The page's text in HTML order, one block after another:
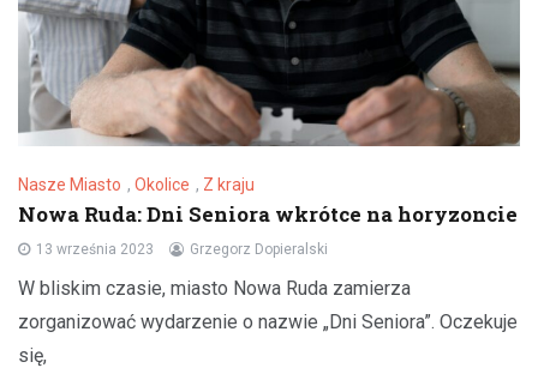
Nasze Miasto , Okolice , Z kraju
Nowa Ruda: Dni Seniora wkrótce na horyzoncie
13 września 2023 Grzegorz Dopieralski
W bliskim czasie, miasto Nowa Ruda zamierza
zorganizować wydarzenie o nazwie „Dni Seniora”. Oczekuje
się,